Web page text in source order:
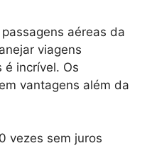
aéreas da
viagens
é incrível. Os
vantagens além da
vezes sem juros